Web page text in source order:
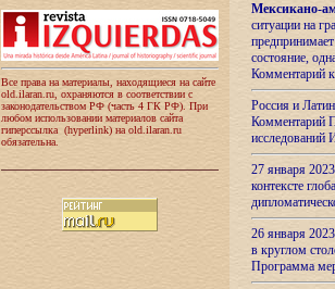
Все права на материалы, находящиеся на сайте
old.ilaran.ru, охраняются в соответствии с
законодательством РФ (часть 4 ГК РФ). При
любом использовании материалов сайта
гиперссылка (hyperlink) на old.ilaran.ru
обязательна.
Мексикано-
ситуации на
состояние,
Комментарий
Россия и
Комментарий
27 января
контексте
26 января
в круглом
Программа